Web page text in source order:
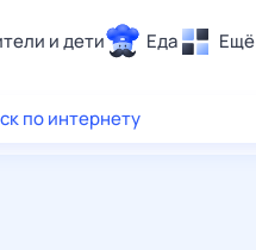
и дети Еда Ещё
Здоровье
по интернету